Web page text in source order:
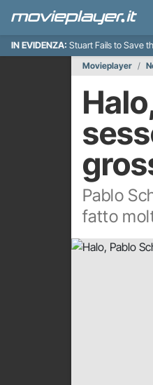
IN EVIDENZA: Stuart Fails to Save the
Movieplayer
Pablo
fatto